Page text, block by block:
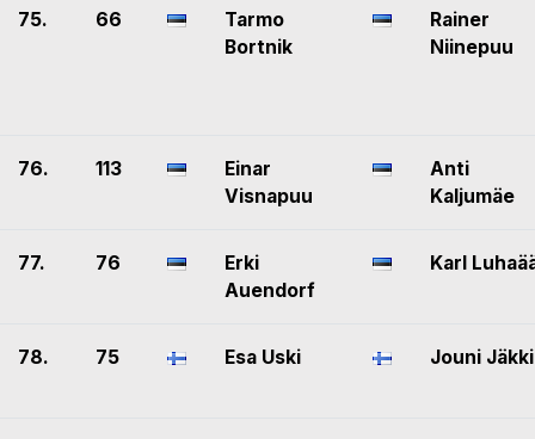
75. 66
Tarmo
Bortnik
Rainer
Niinepuu
76. 113
Einar
Visnapuu
Anti
Kaljumäe
77. 76
Erki
Auendorf
Karl
78. 75 Esa Uski Jouni